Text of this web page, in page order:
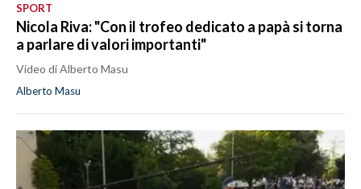
SPORT
Nicola Riva: "Con il trofeo dedicato a papà si torna
a parlare di valori importanti"
Video di Alberto Masu
Alberto Masu